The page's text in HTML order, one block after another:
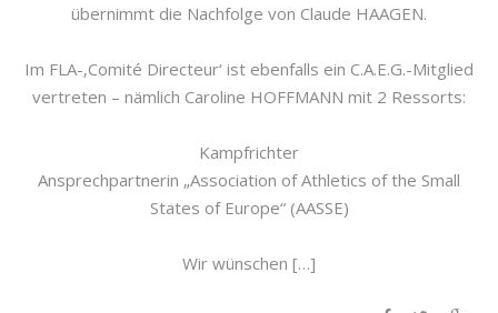
übernimmt die Nachfolge von Claude HAAGEN.
Im FLA-‚Comité Directeur‘ ist ebenfalls ein C.A.E.G.-Mitglied
vertreten – nämlich Caroline HOFFMANN mit 2 Ressorts:
Kampfrichter
Ansprechpartnerin „Association of Athletics of the Small
States of Europe“ (AASSE)
Wir wünschen […]